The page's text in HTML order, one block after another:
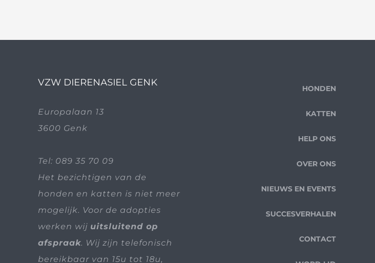
VZW DIERENASIEL GENK
Europalaan 13
3600 Genk
Tel: 089 35 70 09
Het bezichtigen van de
honden en katten is niet meer
mogelijk. Voor de adopties
werken wij uitsluitend op
afspraak. Wij zijn telefonisch
bereikbaar van 15u tot 18u,
HONDEN
KATTEN
HELP ONS
OVER ONS
NIEUWS EN EVENTS
SUCCESVERHALEN
CONTACT